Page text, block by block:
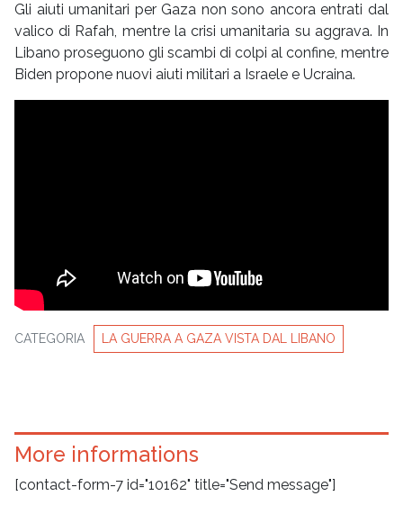
Gli aiuti umanitari per Gaza non sono ancora entrati dal
valico di Rafah, mentre la crisi umanitaria su aggrava. In
Libano proseguono gli scambi di colpi al confine, mentre
Biden propone nuovi aiuti militari a Israele e Ucraina.
CATEGORIA LA GUERRA A GAZA VISTA DAL LIBANO
More informations
[contact-form-7 id="10162" title="Send message"]